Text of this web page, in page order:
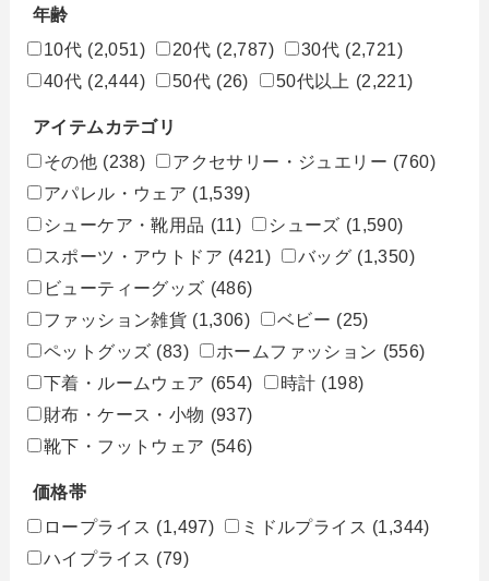
年齢
10代 (2,051) 20代 (2,787) 30代 (2,721)
40代 (2,444) 50代 (26) 50代以上 (2,221)
アイテムカテゴリ
その他 (238) アクセサリー・ジュエリー (760)
アパレル・ウェア (1,539)
シューケア・靴用品 (11) シューズ (1,590)
スポーツ・アウトドア (421) バッグ (1,350)
ビューティーグッズ (486)
ファッション雑貨 (1,306) ベビー (25)
ペットグッズ (83) ホームファッション (556)
下着・ルームウェア (654) 時計 (198)
財布・ケース・小物 (937)
靴下・フットウェア (546)
価格帯
ロープライス (1,497) ミドルプライス (1,344)
ハイプライス (79)